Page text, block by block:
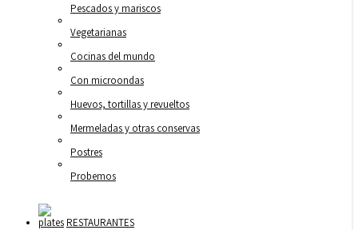
Pescados y mariscos
Vegetarianas
Cocinas del mundo
Con microondas
Huevos, tortillas y revueltos
Mermeladas y otras conservas
Postres
Probemos
RESTAURANTES